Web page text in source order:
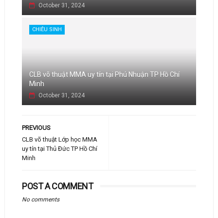
October 31, 2024
CHIÊU SINH
CLB võ thuật MMA uy tín tại Phú Nhuận TP Hồ Chí
Minh
October 31, 2024
PREVIOUS
CLB võ thuật Lớp học MMA
uy tín tại Thủ Đức TP Hồ Chí
Minh
POST A COMMENT
No comments